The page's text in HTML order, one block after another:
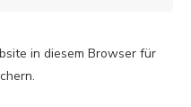
in diesem Browser für